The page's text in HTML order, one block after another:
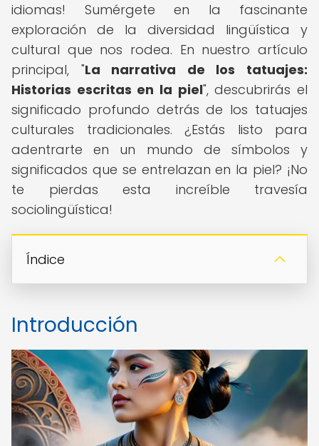
idiomas! Sumérgete en la fascinante
exploración de la diversidad lingüística y
cultural que nos rodea. En nuestro artículo
principal, "La narrativa de los tatuajes:
Historias escritas en la piel", descubrirás el
significado profundo detrás de los tatuajes
culturales tradicionales. ¿Estás listo para
adentrarte en un mundo de símbolos y
significados que se entrelazan en la piel? ¡No
te pierdas esta increíble travesía
sociolingüística!
Índice
Introducción